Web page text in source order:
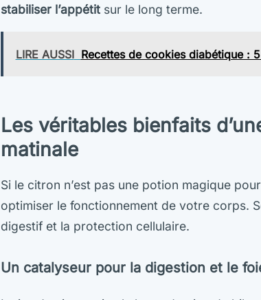
stabiliser l’appétit sur le long terme.
LIRE AUSSI Recettes de cookies diabétique :
Les véritables bienfaits
matinale
Si le citron n’est pas une potion magique
optimiser le fonctionnement de votre corps.
digestif et la protection cellulaire.
Un catalyseur pour la digestion et le